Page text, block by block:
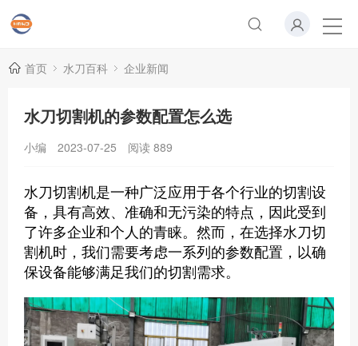
首页 水刀百科 企业新闻
水刀切割机的参数配置怎么选
小编 2023-07-25 阅读 889
水刀切割机是一种广泛应用于各个行业的切割设
备，具有高效、准确和无污染的特点，因此受到
了许多企业和个人的青睐。然而，在选择水刀切
割机时，我们需要考虑一系列的参数配置，以确
保设备能够满足我们的切割需求。